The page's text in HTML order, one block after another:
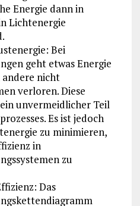
Energie dann in
Lichtenergie
Bei
geht etwas Energie
andere nicht
verloren. Diese
unvermeidlicher Teil
Es ist jedoch
zu minimieren,
in
zu
Das